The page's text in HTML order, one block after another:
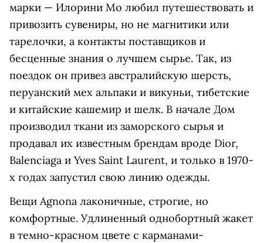
марки — Илорини Мо любил путешествовать и
привозить сувениры, но не магнитики или
тарелочки, а контакты поставщиков и
бесценные знания о лучшем сырье. Так, из
поездок он привез австралийскую шерсть,
перуанский мех альпаки и викуньи, тибетские
и китайские кашемир и шелк. В начале Дом
производил ткани из заморского сырья и
продавал их известным брендам вроде Dior,
Balenciaga и Yves Saint Laurent, и только в 1970-
х годах запустил свою линию одежды.
Вещи Agnona лаконичные, строгие, но
комфортные. Удлиненный однобортный жакет
в темно-красном цвете с карманами-